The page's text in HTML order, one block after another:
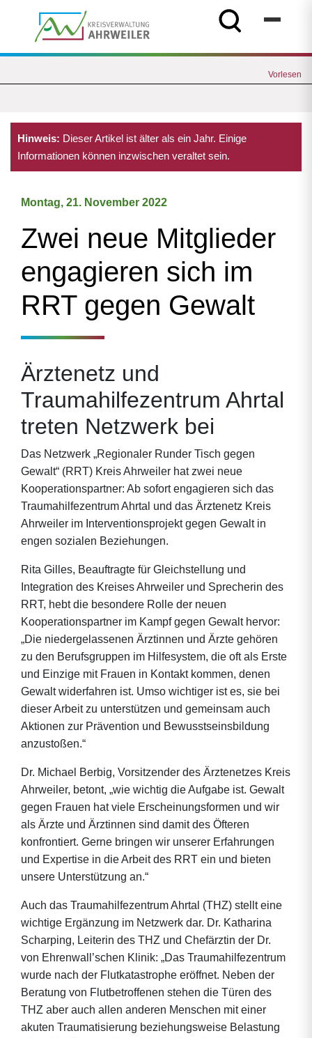
Vorlesen
Hinweis: Dieser Artikel ist älter als ein Jahr. Einige
Informationen können inzwischen veraltet sein.
Montag, 21. November 2022
Zwei neue Mitglieder
engagieren sich im
RRT gegen Gewalt
Ärztenetz und
Traumahilfezentrum Ahrtal
treten Netzwerk bei
Das Netzwerk „Regionaler Runder Tisch gegen
Gewalt“ (RRT) Kreis Ahrweiler hat zwei neue
Kooperationspartner: Ab sofort engagieren sich das
Traumahilfezentrum Ahrtal und das Ärztenetz Kreis
Ahrweiler im Interventionsprojekt gegen Gewalt in
engen sozialen Beziehungen.
Rita Gilles, Beauftragte für Gleichstellung und
Integration des Kreises Ahrweiler und Sprecherin des
RRT, hebt die besondere Rolle der neuen
Kooperationspartner im Kampf gegen Gewalt hervor:
„Die niedergelassenen Ärztinnen und Ärzte gehören
zu den Berufsgruppen im Hilfesystem, die oft als Erste
und Einzige mit Frauen in Kontakt kommen, denen
Gewalt widerfahren ist. Umso wichtiger ist es, sie bei
dieser Arbeit zu unterstützen und gemeinsam auch
Aktionen zur Prävention und Bewusstseinsbildung
anzustoßen.“
Dr. Michael Berbig, Vorsitzender des Ärztenetzes Kreis
Ahrweiler, betont, „wie wichtig die Aufgabe ist. Gewalt
gegen Frauen hat viele Erscheinungsformen und wir
als Ärzte und Ärztinnen sind damit des Öfteren
konfrontiert. Gerne bringen wir unserer Erfahrungen
und Expertise in die Arbeit des RRT ein und bieten
unsere Unterstützung an.“
Auch das Traumahilfezentrum Ahrtal (THZ) stellt eine
wichtige Ergänzung im Netzwerk dar. Dr. Katharina
Scharping, Leiterin des THZ und Chefärztin der Dr.
von Ehrenwall’schen Klinik: „Das Traumahilfezentrum
wurde nach der Flutkatastrophe eröffnet. Neben der
Beratung von Flutbetroffenen stehen die Türen des
THZ aber auch allen anderen Menschen mit einer
akuten Traumatisierung beziehungsweise Belastung